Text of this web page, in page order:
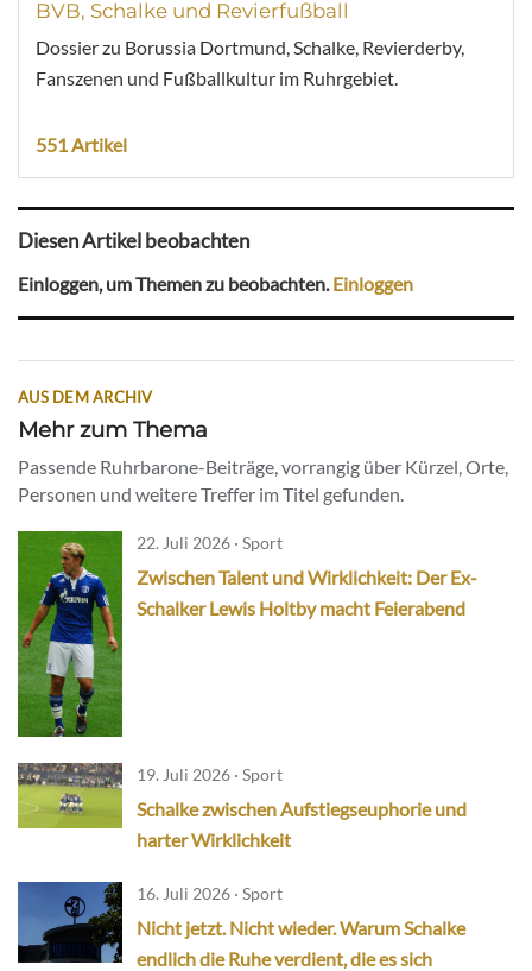
BVB, Schalke und Revierfußball
Dossier zu Borussia Dortmund, Schalke, Revierderby,
Fanszenen und Fußballkultur im Ruhrgebiet.
551 Artikel
Diesen Artikel beobachten
Einloggen, um Themen zu beobachten.Einloggen
AUS DEM ARCHIV
Mehr zum Thema
Passende Ruhrbarone-Beiträge, vorrangig über Kürzel, Orte,
Personen und weitere Treffer im Titel gefunden.
22. Juli 2026 · Sport
Zwischen Talent und Wirklichkeit: Der Ex-
Schalker Lewis Holtby macht Feierabend
19. Juli 2026 · Sport
Schalke zwischen Aufstiegseuphorie und
harter Wirklichkeit
16. Juli 2026 · Sport
Nicht jetzt. Nicht wieder. Warum Schalke
endlich die Ruhe verdient, die es sich